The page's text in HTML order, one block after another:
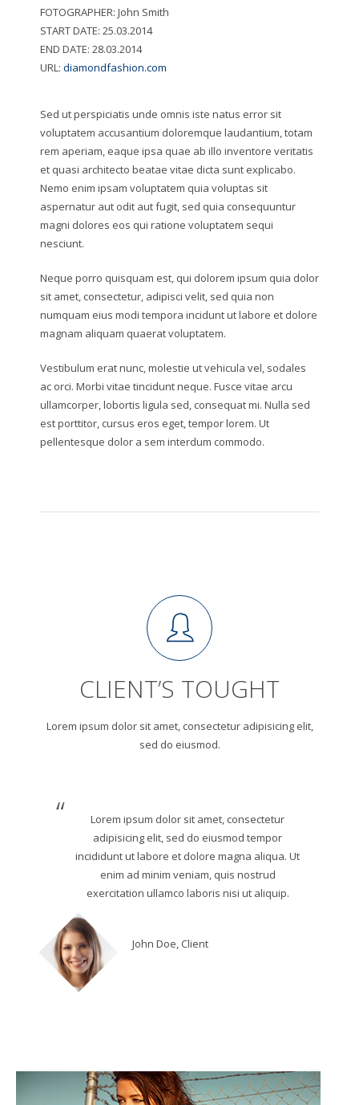
FOTOGRAPHER: John Smith
START DATE: 25.03.2014
END DATE: 28.03.2014
URL: diamondfashion.com
Sed ut perspiciatis unde omnis iste natus error sit
voluptatem accusantium doloremque laudantium, totam
rem aperiam, eaque ipsa quae ab illo inventore veritatis
et quasi architecto beatae vitae dicta sunt explicabo.
Nemo enim ipsam voluptatem quia voluptas sit
aspernatur aut odit aut fugit, sed quia consequuntur
magni dolores eos qui ratione voluptatem sequi
nesciunt.
Neque porro quisquam est, qui dolorem ipsum quia dolor
sit amet, consectetur, adipisci velit, sed quia non
numquam eius modi tempora incidunt ut labore et dolore
magnam aliquam quaerat voluptatem.
Vestibulum erat nunc, molestie ut vehicula vel, sodales
ac orci. Morbi vitae tincidunt neque. Fusce vitae arcu
ullamcorper, lobortis ligula sed, consequat mi. Nulla sed
est porttitor, cursus eros eget, tempor lorem. Ut
pellentesque dolor a sem interdum commodo.
CLIENT’S TOUGHT
Lorem ipsum dolor sit amet, consectetur adipisicing elit,
sed do eiusmod.
Lorem ipsum dolor sit amet, consectetur
adipisicing elit, sed do eiusmod tempor
incididunt ut labore et dolore magna aliqua. Ut
enim ad minim veniam, quis nostrud
exercitation ullamco laboris nisi ut aliquip.
John Doe, Client